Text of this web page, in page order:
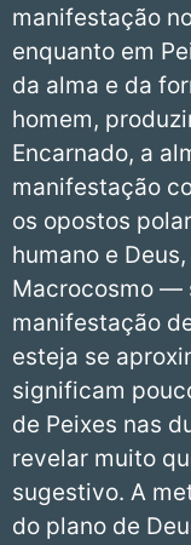
manifestação
enquanto em
da alma e da
homem,
Encarnado, a
manifestação
os opostos
humano e
Macrocosmo —
manifestação
esteja se
significam
de Peixes nas
revelar muito
sugestivo. A
do plano de